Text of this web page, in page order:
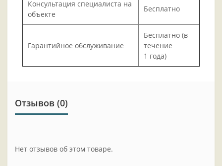
Консультация специалиста на
объекте
Бесплатно
Гарантийное обслуживание
Бесплатно (в
течение
1 года)
Отзывов (0)
Нет отзывов об этом товаре.